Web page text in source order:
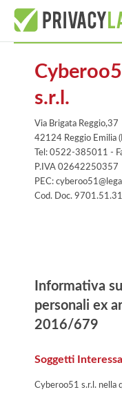
s.r.l.
Via Brigata Reggio,37
42124 Reggio Emilia
Tel: 0522-385011 -
P.IVA 02642250357
PEC:
Cod. Doc.
Informativa
personali ex
2016/679
Soggetti
Cyberoo51 s.r.l. nella